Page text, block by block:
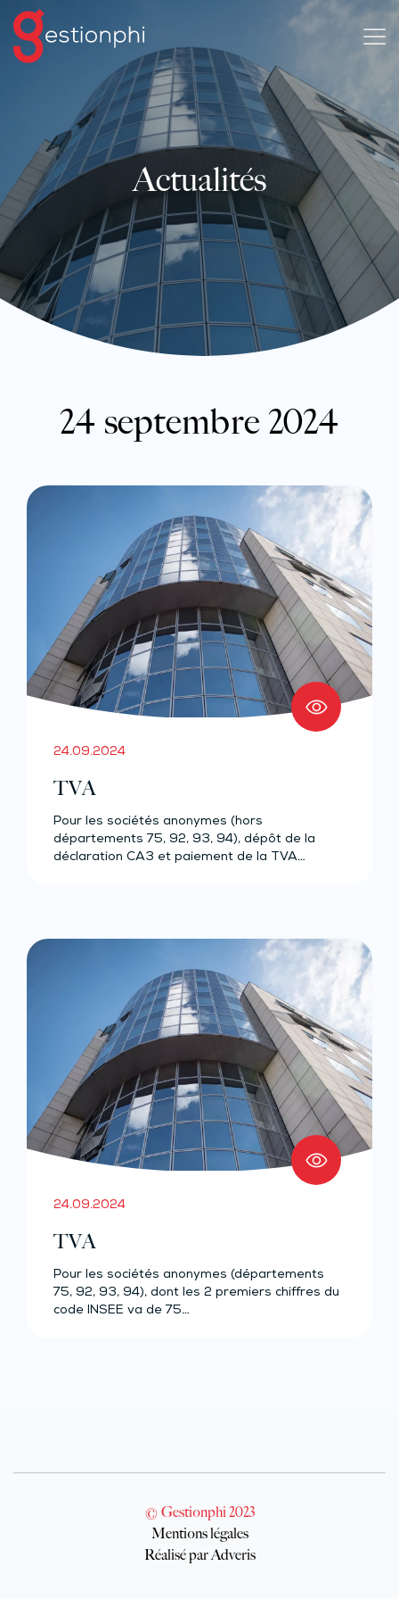
Actualités
24 septembre 2024
24.09.2024
TVA
Pour les sociétés anonymes (hors
départements 75, 92, 93, 94), dépôt de la
déclaration CA3 et paiement de la TVA…
24.09.2024
TVA
Pour les sociétés anonymes (départements
75, 92, 93, 94), dont les 2 premiers chiffres du
code INSEE va de 75…
© Gestionphi 2023
Mentions légales
Réalisé par Adveris